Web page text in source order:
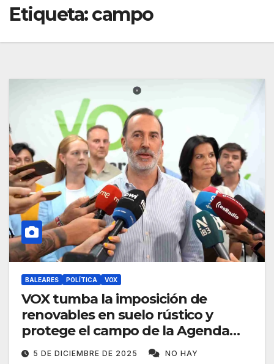
Etiqueta:campo
BALEARES POLÍTICA VOX
VOX tumba la imposición de
renovables en suelo rústico y
protege el campo de la Agenda
2030
5 DE DICIEMBRE DE 2025
NO HAY